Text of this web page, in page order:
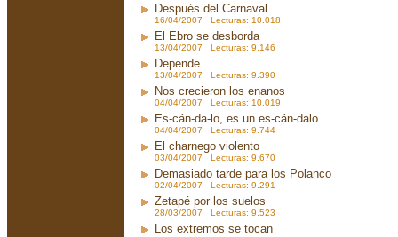
Después del Carnaval
16/04/2007 Lecturas: 10.018
El Ebro se desborda
13/04/2007 Lecturas: 9.146
Depende
13/04/2007 Lecturas: 9.390
Nos crecieron los enanos
04/04/2007 Lecturas: 10.019
Es-cán-da-lo, es un es-cán-dalo...
04/04/2007 Lecturas: 9.744
El charnego violento
03/04/2007 Lecturas: 9.670
Demasiado tarde para los Polanco
02/04/2007 Lecturas: 9.291
Zetapé por los suelos
28/03/2007 Lecturas: 9.523
Los extremos se tocan